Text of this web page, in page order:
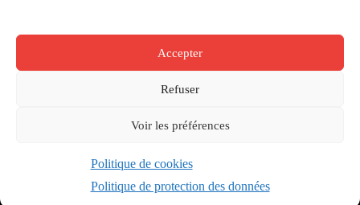
Accepter
Refuser
Voir les préférences
Politique de cookies
Politique de protection des données